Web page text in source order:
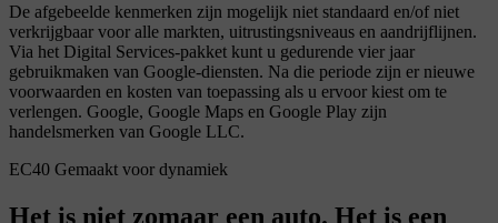
De afgebeelde kenmerken zijn mogelijk niet standaard en/of niet
verkrijgbaar voor alle markten, uitrustingsniveaus en aandrijflijnen.
Via het Digital Services-pakket kunt u gedurende vier jaar
gebruikmaken van Google-diensten. Na die periode zijn er nieuwe
voorwaarden en kosten van toepassing als u ervoor kiest om te
verlengen. Google, Google Maps en Google Play zijn
handelsmerken van Google LLC.
EC40 Gemaakt voor dynamiek
Het is niet zomaar een auto. Het is een